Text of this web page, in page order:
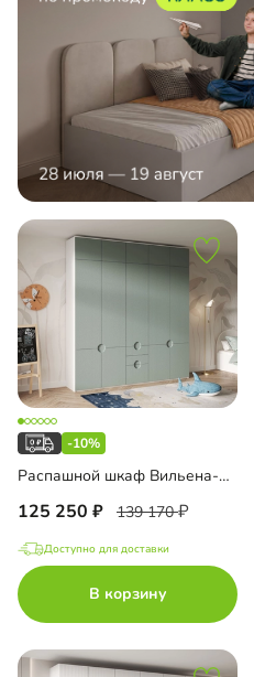
-10%
Распашной шкаф Вильена-5.1 с антресолью
125 250 139 170
Доступно для доставки
В корзину